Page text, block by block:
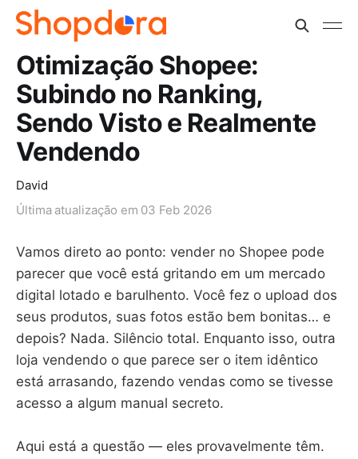
Otimização Shopee:
Subindo no Ranking,
Sendo Visto e Realmente
Vendendo
David
Última atualização em 03 Feb 2026
Vamos direto ao ponto: vender no Shopee pode
parecer que você está gritando em um mercado
digital lotado e barulhento. Você fez o upload dos
seus produtos, suas fotos estão bem bonitas… e
depois? Nada. Silêncio total. Enquanto isso, outra
loja vendendo o que parece ser o item idêntico
está arrasando, fazendo vendas como se tivesse
acesso a algum manual secreto.
Aqui está a questão — eles provavelmente têm.